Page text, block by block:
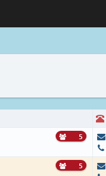
5
5